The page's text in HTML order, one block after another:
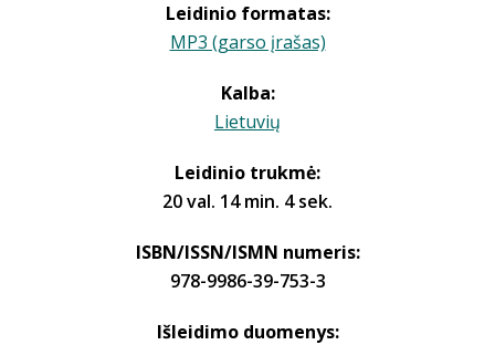
Leidinio formatas:
MP3 (garso įrašas)
Kalba:
Lietuvių
Leidinio trukmė:
20 val. 14 min. 4 sek.
ISBN/ISSN/ISMN numeris:
978-9986-39-753-3
Išleidimo duomenys: